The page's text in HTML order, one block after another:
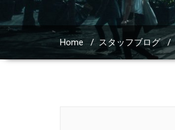
Home / スタッフブログ/